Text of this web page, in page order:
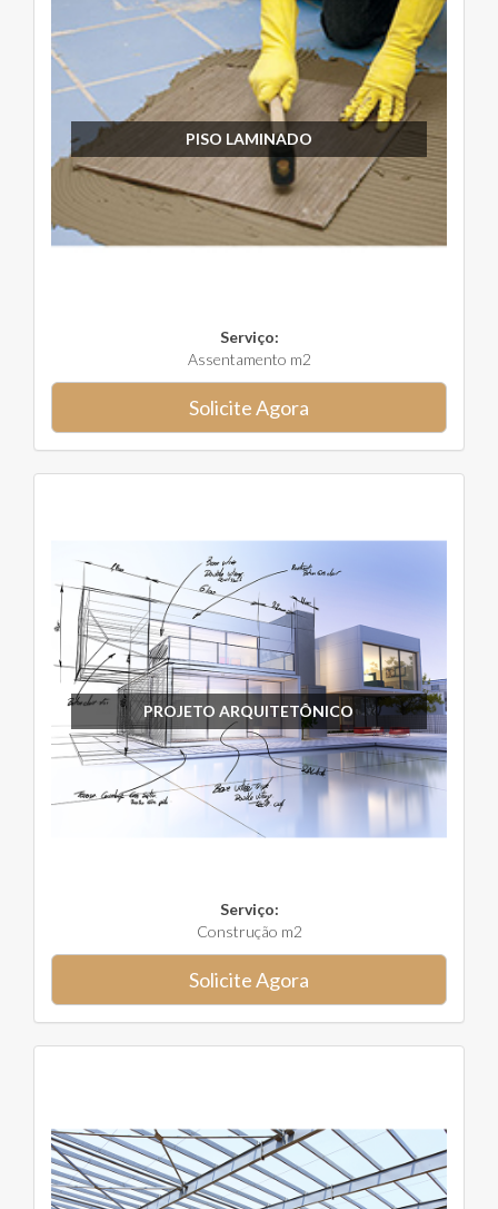
PISO LAMINADO
Serviço:
Assentamento m2
Solicite Agora
PROJETO ARQUITETÔNICO
Serviço:
Construção m2
Solicite Agora